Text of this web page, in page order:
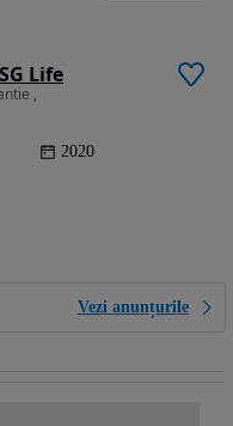
Life
,
2020
Vezi anunțurile